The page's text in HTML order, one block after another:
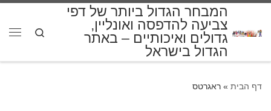
המבחר הגדול ביותר של דפי
צביעה להדפסה ואונליין,
גדולים ואיכותיים – באתר
הגדול בישראל
Search
דף הבית » ראגרטס